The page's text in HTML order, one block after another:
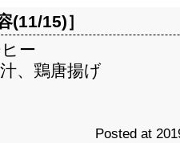
(11/15)］
ー
、鶏唐揚げ
Posted at